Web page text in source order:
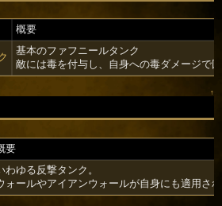
概要
基本のファフニールタンク
敵には毒を付与し、自身への毒ダメージで
↑
要
わゆる反撃タンク。
ォールやアイアンウォールが自身にも適用さ